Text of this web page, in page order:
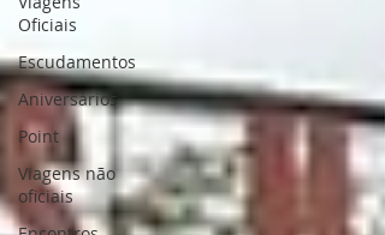
Oficiais
Escudamentos
Aniversários
Point
Viagens não
oficiais